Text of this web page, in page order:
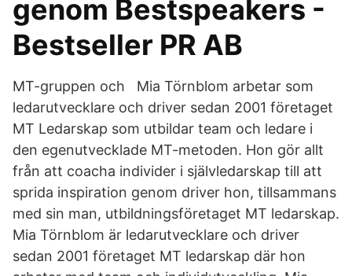
genom Bestspeakers -
Bestseller PR AB
MT-gruppen och Mia Törnblom arbetar som
ledarutvecklare och driver sedan 2001 företaget
MT Ledarskap som utbildar team och ledare i
den egenutvecklade MT-metoden. Hon gör allt
från att coacha individer i självledarskap till att
sprida inspiration genom driver hon, tillsammans
med sin man, utbildningsföretaget MT ledarskap.
Mia Törnblom är ledarutvecklare och driver
sedan 2001 företaget MT ledarskap där hon